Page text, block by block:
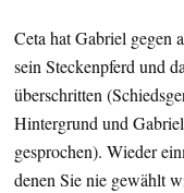
Ceta hat Gabriel gegen
sein Steckenpferd und
überschritten
Hintergrund und
gesprochen). Wieder
denen Sie nie gewählt